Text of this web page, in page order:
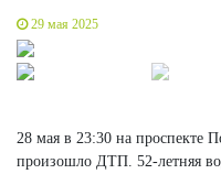
29 мая 2025
28 мая в 23:30 на проспекте
произошло ДТП. 52-летняя